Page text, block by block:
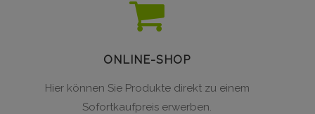
ONLINE-SHOP
Hier können Sie Produkte direkt zu einem
Sofortkaufpreis erwerben.